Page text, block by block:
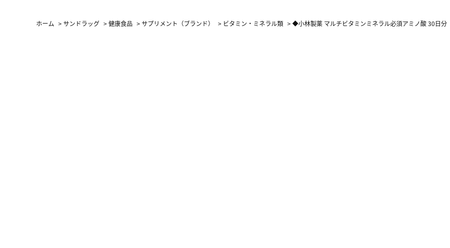
ホーム >サンドラッグ >健康食品 >サプリメント（ブランド） > ビタミン・ミネラル類 >◆小林製薬 マルチビタミンミネラル必須アミノ酸 30日分